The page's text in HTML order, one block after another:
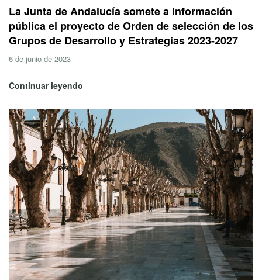
La Junta de Andalucía somete a información
pública el proyecto de Orden de selección de los
Grupos de Desarrollo y Estrategias 2023-2027
6 de junio de 2023
Continuar leyendo